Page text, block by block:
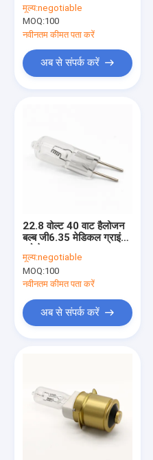
600 वाट हलोजन बल्ब
मूल्य:negotiable
MOQ:100
नवीनतम कीमत पता करें
अब से संपर्क करें
22.8 वोल्ट 40 वाट हैलोजन
बल्ब जी6.35 मेडिकल ग्राइंडर
1000Lm
मूल्य:negotiable
MOQ:100
नवीनतम कीमत पता करें
अब से संपर्क करें